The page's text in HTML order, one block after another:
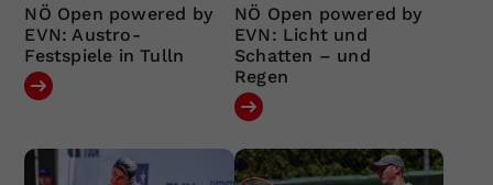
NÖ Open powered by
EVN: Austro-
Festspiele in Tulln
NÖ Open powered by
EVN: Licht und
Schatten – und
Regen